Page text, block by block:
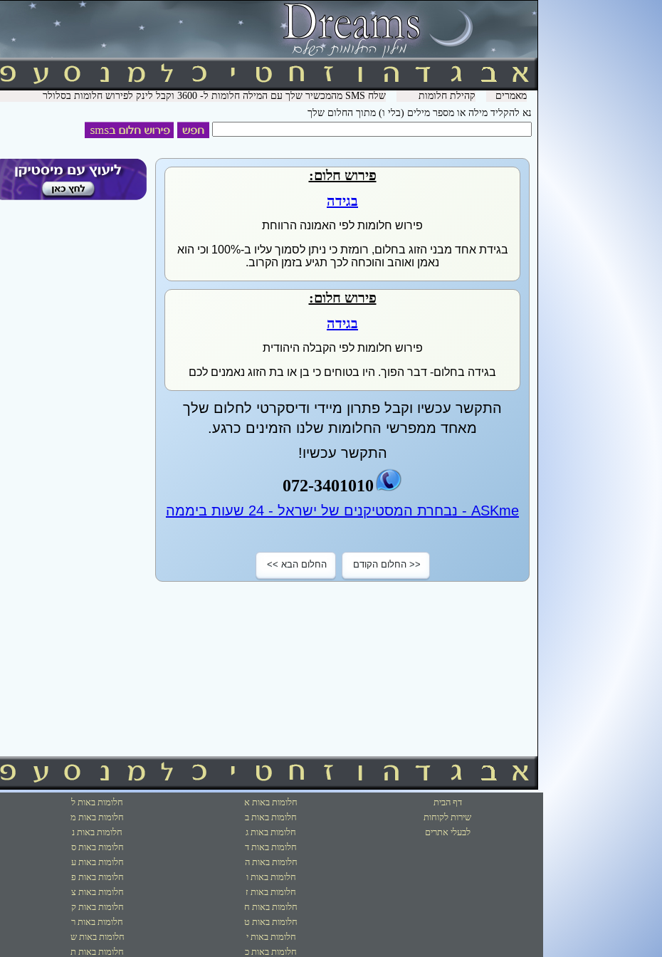
מאמרים קהילת חלומות
שלח SMS מהמכשיר שלך עם המילה חלומות ל- 3600 וקבל לינק לפירוש חלומות בסלולר
נא להקליד מילה או מספר מילים (בלי ו) מתוך החלום שלך
פירוש חלום:
בגידה
פירוש חלומות לפי האמונה הרווחת
בגידת אחד מבני הזוג בחלום, רומזת כי ניתן לסמוך עליו ב-100% וכי הוא
נאמן ואוהב והוכחה לכך תגיע בזמן הקרוב.
פירוש חלום:
בגידה
פירוש חלומות לפי הקבלה היהודית
בגידה בחלום- דבר הפוך. היו בטוחים כי בן או בת הזוג נאמנים לכם
התקשר עכשיו וקבל פתרון מיידי ודיסקרטי לחלום שלך
מאחד ממפרשי החלומות שלנו הזמינים כרגע.
התקשר עכשיו!
072-3401010
ASKme - נבחרת המסטיקנים של ישראל - 24 שעות ביממה
<< החלום הקודם החלום הבא >>
דף הבית
שירות לקוחות
לבעלי אתרים
חלומות באות א
חלומות באות ב
חלומות באות ג
חלומות באות ד
חלומות באות ה
חלומות באות ו
חלומות באות ז
חלומות באות ח
חלומות באות ט
חלומות באות י
חלומות באות כ
חלומות באות ל
חלומות באות מ
חלומות באות נ
חלומות באות ס
חלומות באות ע
חלומות באות פ
חלומות באות צ
חלומות באות ק
חלומות באות ר
חלומות באות ש
חלומות באות ת